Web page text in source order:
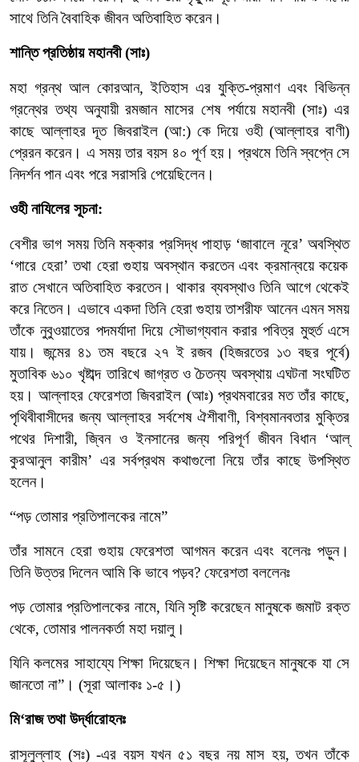
সাথে তিনি বৈবাহিক জীবন অতিবাহিত করেন।
শান্তি প্রতিষ্ঠায় মহানবী(সাঃ)
মহা গ্রন্থ আল কোরআন,ইতিহাস এর যুক্তি-প্রমাণ এবং বিভিন্ন
গ্রন্থের তথ্য অনুযায়ী রমজান মাসের শেষ পর্যায়ে মহানবী(সাঃ)এর
কাছে আল্লাহর দূত জিবরাইল(আ:)কে দিয়ে ওহী(আল্লাহর বাণী)
প্রেরন করেন। এ সময় তার বয়স ৪০ পূর্ণ হয়। প্রথমে তিনি স্বপ্নে সে
নিদর্শন পান এবং পরে সরাসরি পেয়েছিলেন।
ওহী নাযিলের সূচনা:
বেশীর ভাগ সময় তিনি মক্কার প্রসিদ্ধ পাহাড়‘জাবালে নূরে’অবস্থিত
‘গারে হেরা’তথা হেরা গুহায় অবস্থান করতেন এবং ক্রমান্বয়ে কয়েক
রাত সেখানে অতিবাহিত করতেন। থাকার ব্যবস্থাও তিনি আগে থেকেই
করে নিতেন। এভাবে একদা তিনি হেরা গুহায় তাশরীফ আনেন এমন সময়
তাঁকে নুবুওয়াতের পদমর্যাদা দিয়ে সৌভাগ্যবান করার পবিত্র মুহুর্ত এসে
যায়।
জন্মের৪১তম বছরে২৭ই রজব (হিজরতের ১৩বছর পূর্বে)
মুতাবিক ৬১০খৃষ্টাব্দ তারিখে জাগ্রত ও চৈতন্য অবস্থায় এঘটনা সংঘটিত
হয়। আল্লাহর ফেরেশতা জিবরাইল (আঃ) প্রথমবারের মত তাঁর কাছে,
পৃথিবীবাসীদের জন্য আল্লাহর সর্বশেষ ঐশীবাণী, বিশ্বমানবতার মুক্তির
পথের দিশারী,জ্বিন ও ইনসানের জন্য পরিপূর্ণ জীবন বিধান‘আল্
কুরআনুল কারীম’ এর সর্বপ্রথম কথাগুলো নিয়ে তাঁর কাছে উপস্থিত
হলেন।
“পড় তোমার প্রতিপালকের নামে”
তাঁর সামনে হেরা গুহায় ফেরেশতা আগমন করেন এবং বলেনঃ পড়ুন।
তিনি উত্তর দিলেন আমি কি ভাবে পড়ব? ফেরেশতা বললেনঃ
পড় তোমার প্রতিপালকের নামে, যিনি সৃষ্টি করেছেন মানুষকে জমাট রক্ত
থেকে, তোমার পালনকর্তা মহা দয়ালু।
যিনি কলমের সাহায্যে শিক্ষা দিয়েছেন। শিক্ষা দিয়েছেন মানুষকে যা সে
জানতো না” । (সূরা আলাকঃ ১-৫ ।)
মি‘রাজ তথা উর্দ্ধারোহনঃ
রাসূলুল্লাহ (সঃ) -এর বয়স যখন৫১বছর নয় মাস হয়,তখন তাঁকে